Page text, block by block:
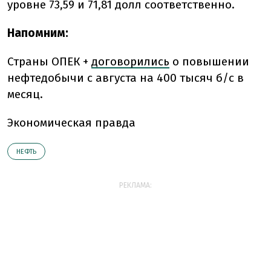
уровне 73,59 и 71,81 долл соответственно.
Напомним:
Страны ОПЕК + договорились о повышении
нефтедобычи с августа на 400 тысяч б/с в
месяц.
Экономическая правда
НЕФТЬ
РЕКЛАМА: